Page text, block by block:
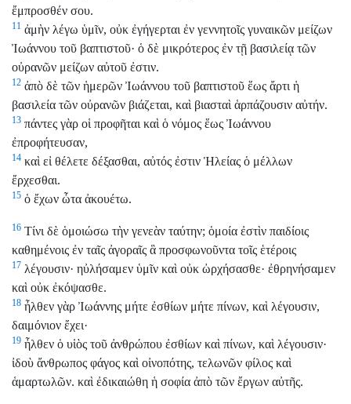
ἔμπροσθέν σου.
11 ἀμὴν λέγω ὑμῖν, οὐκ ἐγήγερται ἐν γεννητοῖς γυναικῶν μείζων
Ἰωάννου τοῦ βαπτιστοῦ· ὁ δὲ μικρότερος ἐν τῇ βασιλείᾳ τῶν
οὐρανῶν μείζων αὐτοῦ ἐστιν.
12 ἀπὸ δὲ τῶν ἡμερῶν Ἰωάννου τοῦ βαπτιστοῦ ἕως ἄρτι ἡ
βασιλεία τῶν οὐρανῶν βιάζεται, καὶ βιασταὶ ἁρπάζουσιν αὐτήν.
13 πάντες γὰρ οἱ προφῆται καὶ ὁ νόμος ἕως Ἰωάννου
ἐπροφήτευσαν,
14 καὶ εἰ θέλετε δέξασθαι, αὐτός ἐστιν Ἡλείας ὁ μέλλων
ἔρχεσθαι.
15 ὁ ἔχων ὦτα ἀκουέτω.
16 Τίνι δὲ ὁμοιώσω τὴν γενεὰν ταύτην; ὁμοία ἐστὶν παιδίοις
καθημένοις ἐν ταῖς ἀγοραῖς ἃ προσφωνοῦντα τοῖς ἑτέροις
17 λέγουσιν· ηὐλήσαμεν ὑμῖν καὶ οὐκ ὠρχήσασθε· ἐθρηνήσαμεν
καὶ οὐκ ἐκόψασθε.
18 ἦλθεν γὰρ Ἰωάννης μήτε ἐσθίων μήτε πίνων, καὶ λέγουσιν,
δαιμόνιον ἔχει·
19 ἦλθεν ὁ υἱὸς τοῦ ἀνθρώπου ἐσθίων καὶ πίνων, καὶ λέγουσιν·
ἰδοὺ ἄνθρωπος φάγος καὶ οἰνοπότης, τελωνῶν φίλος καὶ
ἁμαρτωλῶν. καὶ ἐδικαιώθη ἡ σοφία ἀπὸ τῶν ἔργων αὐτῆς.